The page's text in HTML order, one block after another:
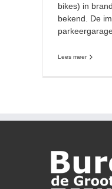
bikes) in
bekend. De
Lees meer